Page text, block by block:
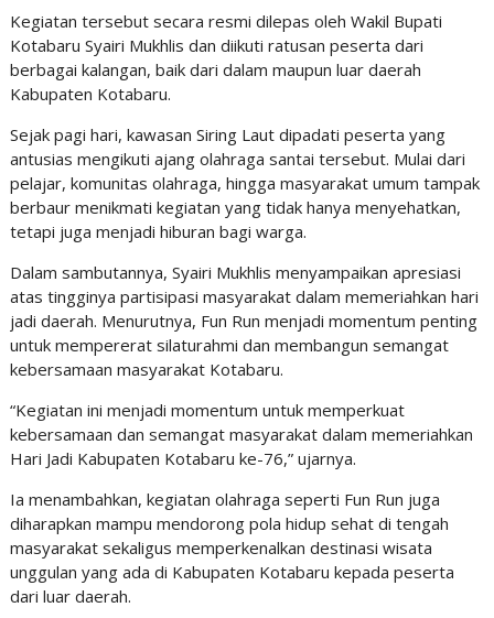
Kegiatan tersebut secara resmi dilepas oleh Wakil Bupati
Kotabaru Syairi Mukhlis dan diikuti ratusan peserta dari
berbagai kalangan, baik dari dalam maupun luar daerah
Kabupaten Kotabaru.
Sejak pagi hari, kawasan Siring Laut dipadati peserta yang
antusias mengikuti ajang olahraga santai tersebut. Mulai dari
pelajar, komunitas olahraga, hingga masyarakat umum tampak
berbaur menikmati kegiatan yang tidak hanya menyehatkan,
tetapi juga menjadi hiburan bagi warga.
Dalam sambutannya, Syairi Mukhlis menyampaikan apresiasi
atas tingginya partisipasi masyarakat dalam memeriahkan hari
jadi daerah. Menurutnya, Fun Run menjadi momentum penting
untuk mempererat silaturahmi dan membangun semangat
kebersamaan masyarakat Kotabaru.
“Kegiatan ini menjadi momentum untuk memperkuat
kebersamaan dan semangat masyarakat dalam memeriahkan
Hari Jadi Kabupaten Kotabaru ke-76,” ujarnya.
Ia menambahkan, kegiatan olahraga seperti Fun Run juga
diharapkan mampu mendorong pola hidup sehat di tengah
masyarakat sekaligus memperkenalkan destinasi wisata
unggulan yang ada di Kabupaten Kotabaru kepada peserta
dari luar daerah.